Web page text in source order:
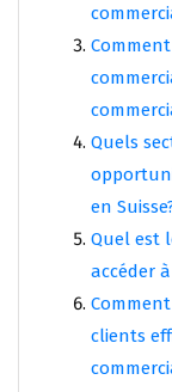
Quels
en
Quel est
accéder
clients